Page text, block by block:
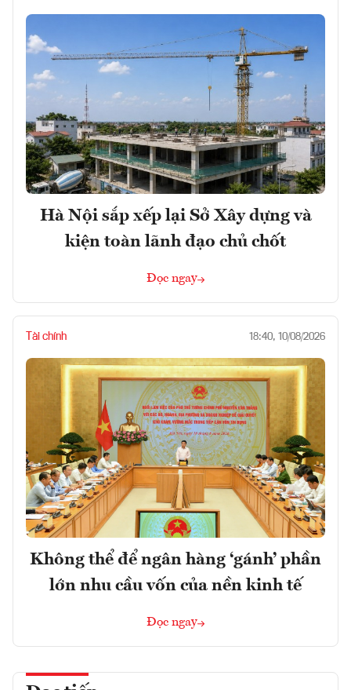
Hà Nội sắp xếp lại Sở Xây dựng và
kiện toàn lãnh đạo chủ chốt
Đọc ngay
Tài chính 18:40, 10/08/2026
Không thể để ngân hàng ‘gánh’ phần
lớn nhu cầu vốn của nền kinh tế
Đọc ngay